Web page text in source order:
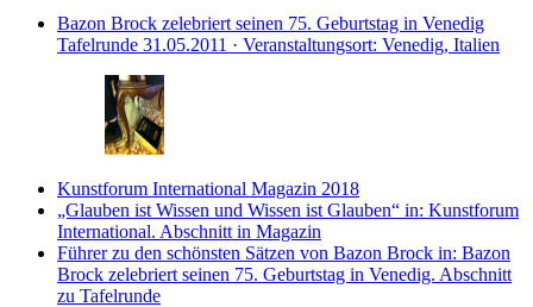
Bazon Brock zelebriert seinen 75. Geburtstag in Venedig
Tafelrunde 31.05.2011 · Veranstaltungsort: Venedig, Italien
Kunstforum International Magazin 2018
„Glauben ist Wissen und Wissen ist Glauben“ in: Kunstforum
International. Abschnitt in Magazin
Führer zu den schönsten Sätzen von Bazon Brock in: Bazon
Brock zelebriert seinen 75. Geburtstag in Venedig. Abschnitt
zu Tafelrunde